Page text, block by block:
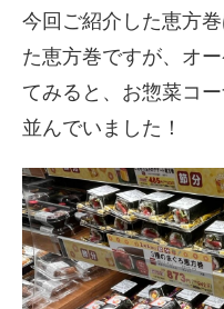
今回ご紹介した恵方
た恵方巻ですが、オ
てみると、お惣菜コ
並んでいました！